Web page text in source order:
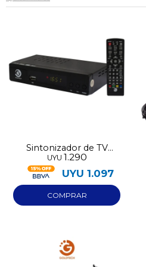
Sintonizador de TV
Goldtech
UYU 1.290
UYU 1.097
¡Sumate a la